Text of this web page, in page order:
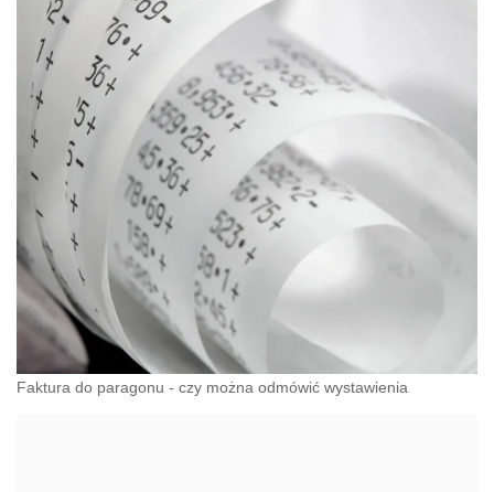
Faktura do paragonu - czy można odmówić wystawienia